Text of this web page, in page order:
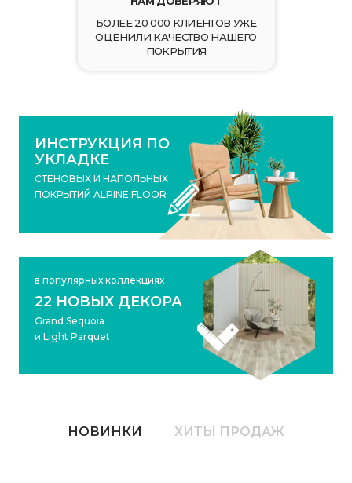
БОЛЕЕ 20 000 КЛИЕНТОВ УЖЕ
ОЦЕНИЛИ КАЧЕСТВО НАШЕГО
ПОКРЫТИЯ
ИНСТРУКЦИЯ ПО
УКЛАДКЕ
СТЕНОВЫХ И НАПОЛЬНЫХ
ПОКРЫТИЙ ALPINE FLOOR
в популярных коллекциях
22 НОВЫХ ДЕКОРА
Grand Sequoia
и Light Parquet
НОВИНКИ ХИТЫ ПРОДАЖ